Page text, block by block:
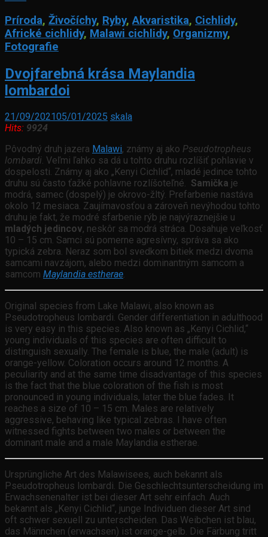
Príroda, Živočíchy, Ryby,Akvaristika, Cichlidy,
Africké cichlidy, Malawi cichlidy, Organizmy,
Fotografie
Dvojfarebná krása Maylandia
lombardoi
21/09/202105/01/2025 skala
Hits: 9924
Pôvodný druh jazera Malawi, známy aj ako Pseudotropheus
lombardi . Veľmi ľahko sa dá u tohto druhu rozlíšiť pohlavie v
dospelosti. Známy aj ako „Kenyi Cichlid“, mladé jedince tohto
druhu sú často ťažké pohlavne rozlíšoteľné.
Samička je
modrá, samec (dospelý) je okrovo-žltý. Prefarbenie nastáva
okolo 12 mesiaca. Zaujímavosťou a zároveň nevýhodou tohto
druhu je fakt, že modré sfarbenie rýb je najvýraznejšie u
mladých jedincov, neskôr sa modrá stráca. Dosahuje veľkosť
10 – 15 cm. Samci sú pomerne agresívny, správa sa ako
typická zebra. Neraz som bol svedkom bitiek medzi dvoma
samcami navzájom, alebo medzi dominantným samcom a
samcom Maylandia estherae
Original species from Lake Malawi, also known as
Pseudotropheus lombardi. Gender differentiation in adulthood
is very easy in this species. Also known as „Kenyi Cichlid,“
young individuals of this species are often difficult to
distinguish sexually. The female is blue, the male (adult) is
orange-yellow. Coloration occurs around 12 months. A
peculiarity and at the same time disadvantage of this species
is the fact that the blue coloration of the fish is most
pronounced in young individuals, later the blue fades. It
reaches a size of 10 – 15 cm. Males are relatively
aggressive, behaving like typical zebras. I have often
witnessed fights between two males or between the
dominant male and a male Maylandia estherae.
Ursprüngliche Art des Malawisees, auch bekannt als
Pseudotropheus lombardi. Die Geschlechtsunterscheidung im
Erwachsenenalter ist bei dieser Art sehr einfach. Auch
bekannt als „Kenyi Cichlid“, junge Individuen dieser Art sind
oft schwer sexuell zu unterscheiden. Das Weibchen ist blau,
das Männchen (erwachsen) ist orange-gelb. Die Färbung tritt